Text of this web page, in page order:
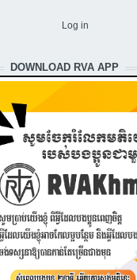
Log in
DOWNLOAD RVA APP
STAY CONNECTED WITH US!